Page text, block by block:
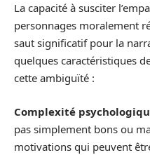
La capacité à susciter
personnages moralement
saut significatif pour la
quelques caractéristiques
cette ambiguïté :
Complexité
pas simplement bons ou
motivations qui peuvent